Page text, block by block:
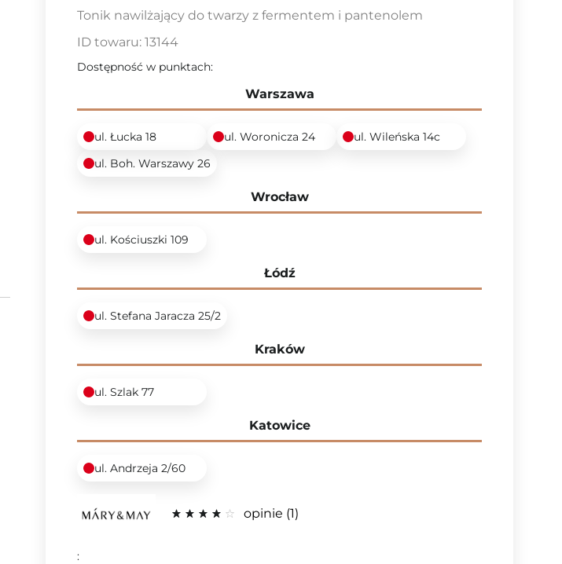
Tonik nawilżający do twarzy z fermentem i pantenolem
ID towaru: 13144
Dostępność w punktach:
Warszawa
ul. Łucka 18 ul. Woronicza 24
ul. Wileńska 14c
ul. Boh. Warszawy 26
Wrocław
ul. Kościuszki 109
Łódź
ul. Stefana Jaracza 25/2
Kraków
ul. Szlak 77
Katowice
ul. Andrzeja 2/60
opinie 1
: